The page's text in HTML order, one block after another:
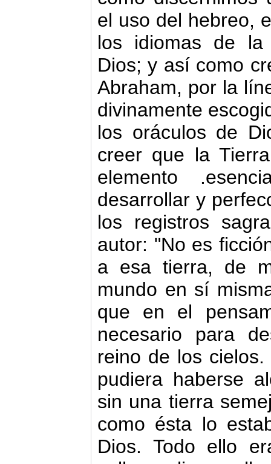
el uso del hebreo,
los idiomas de la
Dios; y así como
Abraham, por la
divinamente
los oráculos de
creer que la
elemento
desarrollar y
los registros
autor: "No es
a esa tierra, de
mundo en sí
que en el
necesario para
reino de los
pudiera haberse
sin una tierra
como ésta lo
Dios. Todo ello